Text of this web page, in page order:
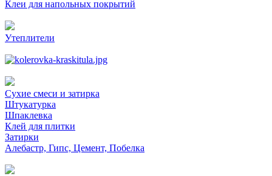
Клеи для напольных покрытий
Утеплители
Сухие смеси и затирка
Штукатурка
Шпаклевка
Клей для плитки
Затирки
Алебастр, Гипс, Цемент, Побелка